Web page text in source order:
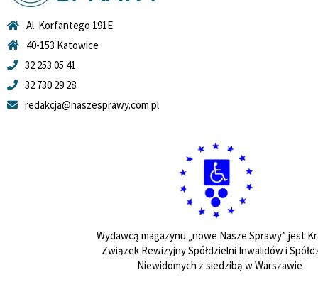
Al. Korfantego 191E
40-153 Katowice
32 253 05 41
32 730 29 28
redakcja@naszesprawy.com.pl
Wydawcą magazynu „nowe Nasze Sprawy” jest
Związek Rewizyjny Spółdzielni Inwalidów i
Niewidomych z siedzibą w Warszawie